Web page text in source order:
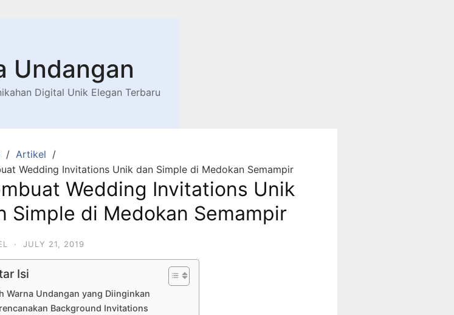
Undangan
Digital Unik Elegan Terbaru
Artikel
Wedding Invitations Unik dan Simple di Medokan Semampir
Wedding Invitations Unik
Simple di Medokan Semampir
· JULY 21, 2019
Isi
Warna Undangan yang Diinginkan
Background Invitations